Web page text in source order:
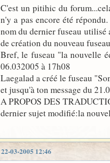
C'est un pitihic du
n'y a pas encore été
nom du dernier fuseau utilisé
de création du nouveau
Bref, le fuseau "la nouvelle
06.032005 à 17h08
Laegalad a créé le fuseau
et jusqu'à ton message du
A PROPOS DES
dernier sujet modifié:la
22-03-2005 12:46